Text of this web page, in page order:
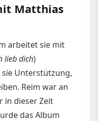
Matthias
arbeitet sie mit
lieb dich)
Unterstützung,
Reim war an
in dieser Zeit
das Album